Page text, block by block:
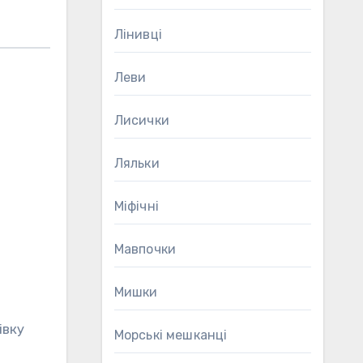
Лінивці
Леви
Лисички
Ляльки
Міфічні
Мавпочки
Мишки
Морські мешканці